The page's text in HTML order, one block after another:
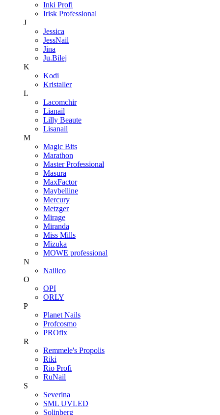
Inki Profi
Irisk Professional
J
Jessica
JessNail
Jina
Ju.Bilej
K
Kodi
Kristaller
L
Lacomchir
Lianail
Lilly Beaute
Lisanail
M
Magic Bits
Marathon
Master Professional
Masura
MaxFactor
Maybelline
Mercury
Metzger
Mirage
Miranda
Miss Mills
Mizuka
MOWE professional
N
Nailico
O
OPI
ORLY
P
Planet Nails
Profcosmo
PROfix
R
Remmele's Propolis
Riki
Rio Profi
RuNail
S
Severina
SML UVLED
Solinberg